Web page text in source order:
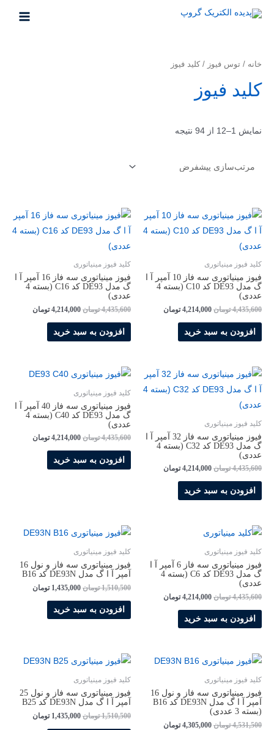
خانه / توس فیوز / کلید فیوز
کلید فیوز
نمایش 1–12 از 94 نتیجه
کلید فیوز مینیاتوری
فیوز مینیاتوری سه فاز 10 آمپر آ ا
گ مدل DE93 کد C10 (بسته 4
عددی)
4,435,600 تومان 4,214,000 تومان
افزودن به سبد خرید
کلید فیوز مینیاتوری
فیوز مینیاتوری سه فاز 16 آمپر آ ا
گ مدل DE93 کد C16 (بسته 4
عددی)
4,435,600 تومان 4,214,000 تومان
افزودن به سبد خرید
کلید فیوز مینیاتوری
فیوز مینیاتوری سه فاز 32 آمپر آ ا
گ مدل DE93 کد C32 (بسته 4
عددی)
4,435,600 تومان 4,214,000 تومان
افزودن به سبد خرید
کلید فیوز مینیاتوری
فیوز مینیاتوری سه فاز 40 آمپر آ ا
گ مدل DE93 کد C40 (بسته 4
عددی)
4,435,600 تومان 4,214,000 تومان
افزودن به سبد خرید
کلید فیوز مینیاتوری
فیوز مینیاتوری سه فاز 6 آمپر آ ا
گ مدل DE93 کد C6 (بسته 4
عددی)
4,435,600 تومان 4,214,000 تومان
افزودن به سبد خرید
کلید فیوز مینیاتوری
فیوز مینیاتوری سه فاز و نول 16
آمپر آ ا گ مدل DE93N کد B16
1,510,500 تومان 1,435,000 تومان
افزودن به سبد خرید
کلید فیوز مینیاتوری
فیوز مینیاتوری سه فاز و نول 16
آمپر آ ا گ مدل DE93N کد B16
(بسته 3 عددی)
4,531,500 تومان 4,305,000 تومان
کلید فیوز مینیاتوری
فیوز مینیاتوری سه فاز و نول 25
آمپر آ ا گ مدل DE93N کد B25
1,510,500 تومان 1,435,000 تومان